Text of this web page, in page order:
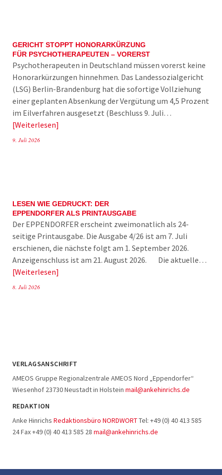
GERICHT STOPPT HONORARKÜRZUNG
FÜR PSYCHOTHERAPEUTEN – VORERST
Psychotherapeuten in Deutschland müssen vorerst keine
Honorarkürzungen hinnehmen. Das Landessozialgericht
(LSG) Berlin-Brandenburg hat die sofortige Vollziehung
einer geplanten Absenkung der Vergütung um 4,5 Prozent
im Eilverfahren ausgesetzt (Beschluss 9. Juli…
Weiterlesen
9. Juli 2026
LESEN WIE GEDRUCKT: DER
EPPENDORFER ALS PRINTAUSGABE
Der EPPENDORFER erscheint zweimonatlich als 24-
seitige Printausgabe. Die Ausgabe 4/26 ist am 7. Juli
erschienen, die nächste folgt am 1. September 2026.
Anzeigenschluss ist am 21. August 2026. Die aktuelle…
Weiterlesen
8. Juli 2026
VERLAGSANSCHRIFT
AMEOS Gruppe Regionalzentrale AMEOS Nord „Eppendorfer“
Wiesenhof 23730 Neustadt in Holstein mail@ankehinrichs.de
REDAKTION
Anke Hinrichs Redaktionsbüro NORDWORTTel: +49 (0) 40 413 585
24 Fax +49 (0) 40 413 585 28 mail@ankehinrichs.de